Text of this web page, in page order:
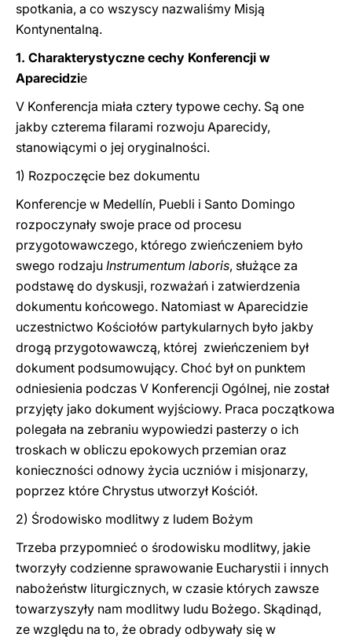
spotkania, a co wszyscy nazwaliśmy Misją
Kontynentalną.
1. Charakterystyczne cechy Konferencji w
Aparecidzie
V Konferencja miała cztery typowe cechy. Są one
jakby czterema filarami rozwoju Aparecidy,
stanowiącymi o jej oryginalności.
1) Rozpoczęcie bez dokumentu
Konferencje w Medellín, Puebli i Santo Domingo
rozpoczynały swoje prace od procesu
przygotowawczego, którego zwieńczeniem było
swego rodzaju Instrumentum laboris, służące za
podstawę do dyskusji, rozważań i zatwierdzenia
dokumentu końcowego. Natomiast w Aparecidzie
uczestnictwo Kościołów partykularnych było jakby
drogą przygotowawczą, której zwieńczeniem był
dokument podsumowujący. Choć był on punktem
odniesienia podczas V Konferencji Ogólnej, nie został
przyjęty jako dokument wyjściowy. Praca początkowa
polegała na zebraniu wypowiedzi pasterzy o ich
troskach w obliczu epokowych przemian oraz
konieczności odnowy życia uczniów i misjonarzy,
poprzez które Chrystus utworzył Kościół.
2) Środowisko modlitwy z ludem Bożym
Trzeba przypomnieć o środowisku modlitwy, jakie
tworzyły codzienne sprawowanie Eucharystii i innych
nabożeństw liturgicznych, w czasie których zawsze
towarzyszyły nam modlitwy ludu Bożego. Skądinąd,
ze względu na to, że obrady odbywały się w